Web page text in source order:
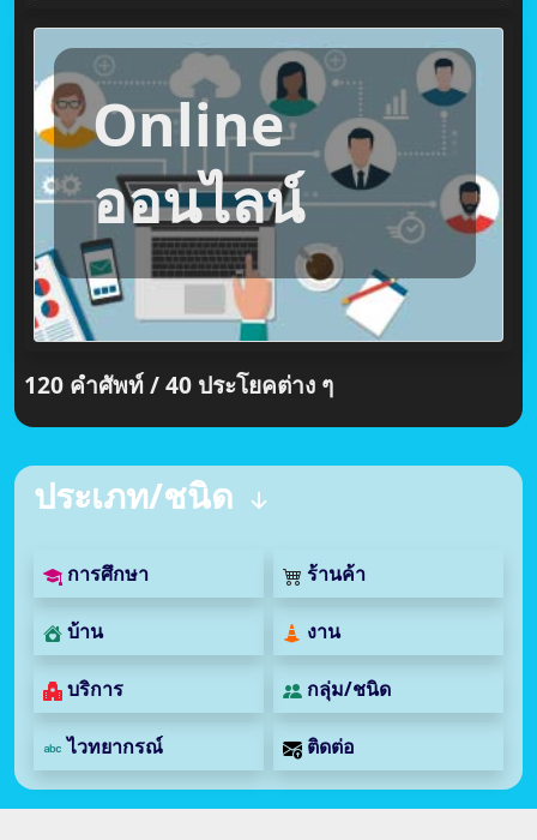
Online
ออนไลน์
120 คำศัพท์ / 40 ประโยคต่าง ๆ
ประเภท/ชนิด
การศึกษา ร้านค้า
บ้าน งาน
บริการ กลุ่ม/ชนิด
ไวทยากรณ์ ติดต่อ